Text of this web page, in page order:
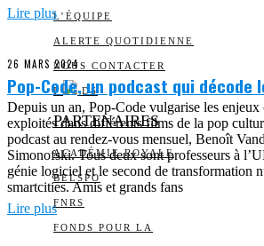
L’ÉQUIPE
ALERTE QUOTIDIENNE
NOUS CONTACTER
I DS
PARTENAIRES
ACADÉMIE ROYALE
BELSPO
FNRS
FONDS POUR LA
Lire plus
26 MARS 2024
Pop-Code, un podcast qui décode
Depuis un an, Pop-Code vulgarise les enjeux
exploités dans différents films de la pop
podcast au rendez-vous mensuel, Benoît
Simonofski. Tous deux sont professeurs à
génie logiciel et le second de transformation
smartcities. Amis et grands fans
Lire plus